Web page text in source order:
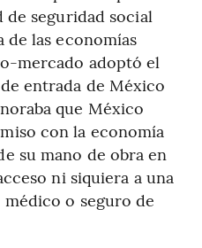
seguridad social
de las economías
mercado adoptó el
entrada de México
que México
con la economía
su mano de obra en
ni siquiera a una
o seguro de